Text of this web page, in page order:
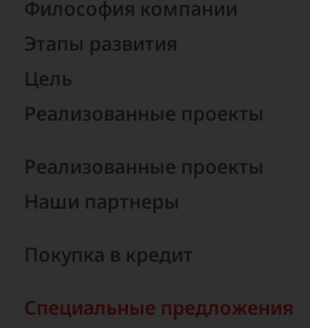
Философия компании
Этапы развития
Цель
Реализованные проекты​
Реализованные проекты
Наши партнеры
Покупка в кредит
Специальные предложения